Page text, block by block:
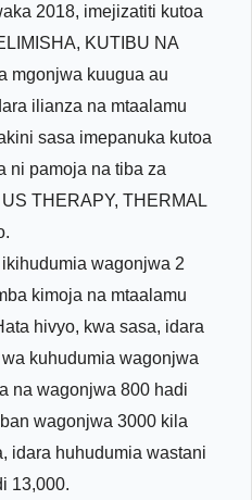
2018, imejizatiti kutoa
KUTIBU NA
mgonjwa kuugua au
ilianza na mtaalamu
sasa imepanuka kutoa
ni pamoja na tiba za
THERAPY, THERMAL
wagonjwa 2
kimoja na mtaalamu
hivyo, kwa sasa, idara
kuhudumia wagonjwa
na wagonjwa 800 hadi
wagonjwa 3000 kila
idara huhudumia wastani
13,000.